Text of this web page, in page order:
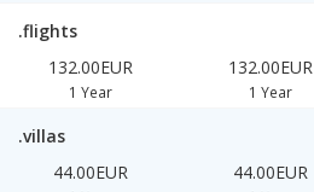
.flights
132.00EUR
1 Year
132.00EUR
1 Year
.villas
44.00EUR
44.00EUR